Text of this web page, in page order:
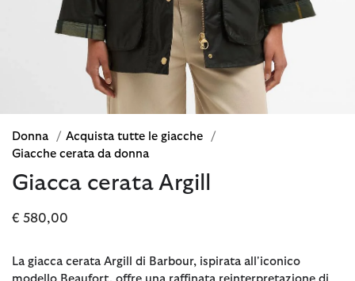
Donna / Acquista tutte le giacche
/
Giacche cerata da donna
Giacca cerata Argill
€ 580,00
La giacca cerata Argill di Barbour, ispirata all'iconico